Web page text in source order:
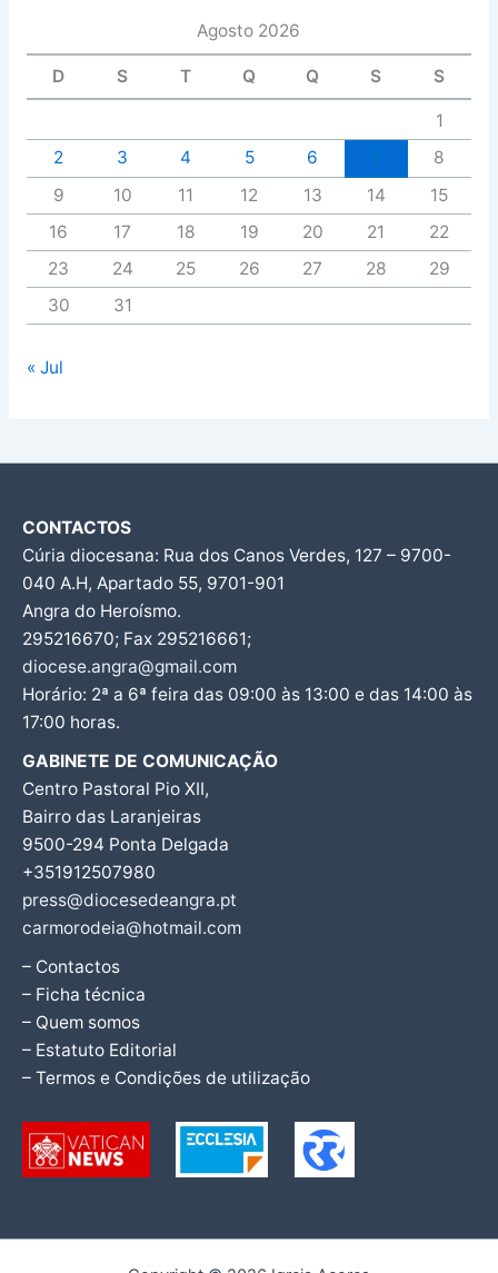
Agosto 2026
D S T Q Q S S
1
2
3 4 5 6
8
9
10 11 12 13 14
15
16
17 18 19 20 21
22
23
24 25 26 27 28
29
30
31
« Jul
CONTACTOS
Cúria diocesana: Rua dos Canos Verdes, 127 – 9700-
040 A.H, Apartado 55, 9701-901
Angra do Heroísmo.
295216670; Fax 295216661;
diocese.angra@gmail.com
Horário: 2ª a 6ª feira das 09:00 às 13:00 e das 14:00 às
17:00 horas.
GABINETE DE COMUNICAÇÃO
Centro Pastoral Pio XII,
Bairro das Laranjeiras
9500-294 Ponta Delgada
+351912507980
press@diocesedeangra.pt
carmorodeia@hotmail.com
– Contactos
– Ficha técnica
– Quem somos
– Estatuto Editorial
– Termos e Condições de utilização